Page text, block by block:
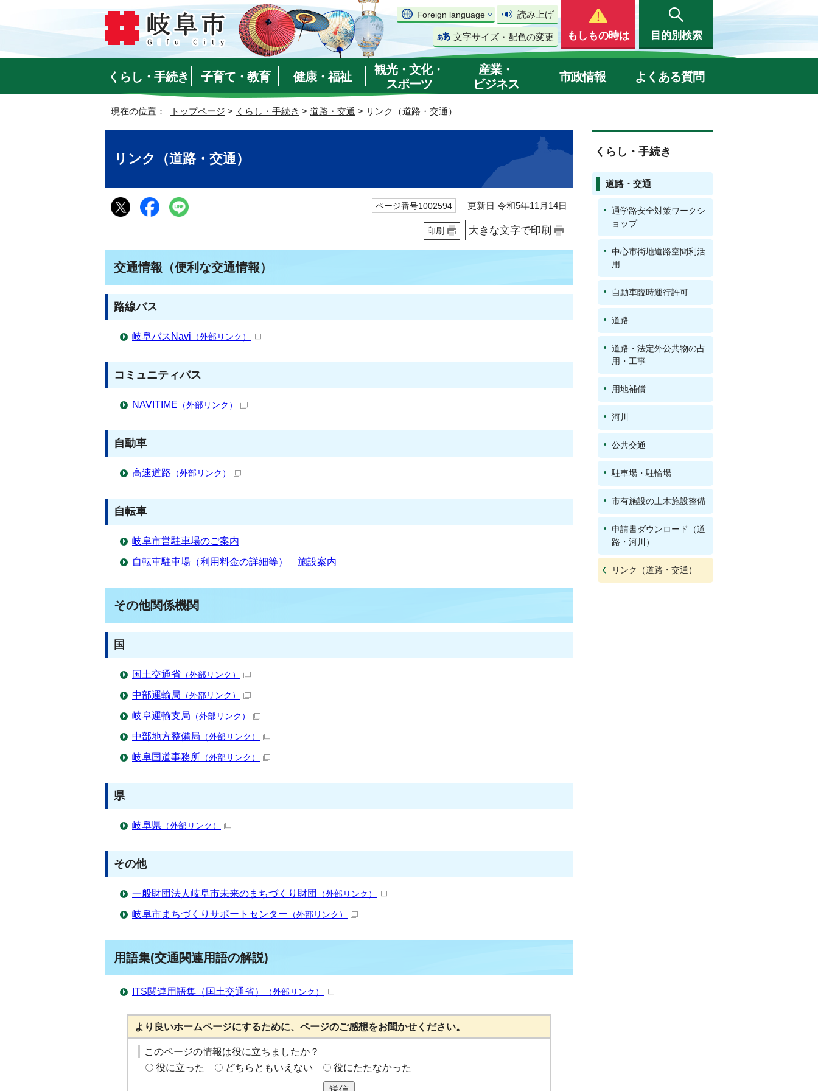
Foreign language 読み上げ
文字サイズ・配色の変更 もしもの時は 目的別検索
くらし・手続き 子育て・教育 健康・福祉
観光・文化・
スポーツ
産業・
ビジネス
市政情報 よくある質問
現在の位置： トップページ > くらし・手続き > 道路・交通 > リンク（道路・交通）
リンク（道路・交通）
ページ番号1002594 更新日 令和5年11月14日
印刷 大きな文字で印刷
交通情報（便利な交通情報）
路線バス
岐阜バスNavi （外部リンク）
コミュニティバス
NAVITIME （外部リンク）
自動車
高速道路 （外部リンク）
自転車
岐阜市営駐車場のご案内
自転車駐車場（利用料金の詳細等） 施設案内
その他関係機関
国
国土交通省 （外部リンク）
中部運輸局 （外部リンク）
岐阜運輸支局 （外部リンク）
中部地方整備局 （外部リンク）
岐阜国道事務所 （外部リンク）
県
岐阜県 （外部リンク）
その他
一般財団法人岐阜市未来のまちづくり財団 （外部リンク）
岐阜市まちづくりサポートセンター （外部リンク）
用語集(交通関連用語の解説)
ITS関連用語集（国土交通省） （外部リンク）
より良いホームページにするために、ページのご感想をお聞かせください。
このページの情報は役に立ちましたか？
役に立った
どちらともいえない 役にたたなかった
くらし・手続き
道路・交通
通学路安全対策ワークシ
ョップ
中心市街地道路空間利活
用
自動車臨時運行許可
道路
道路・法定外公共物の占
用・工事
用地補償
河川
公共交通
駐車場・駐輪場
市有施設の土木施設整備
申請書ダウンロード（道
路・河川）
リンク（道路・交通）